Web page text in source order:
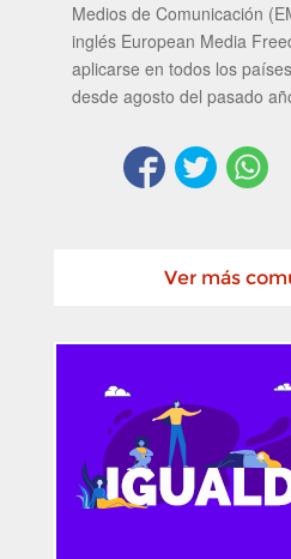
Medios de Comunicación
inglés European Media
aplicarse en todos los
desde agosto del pasado
Ver más